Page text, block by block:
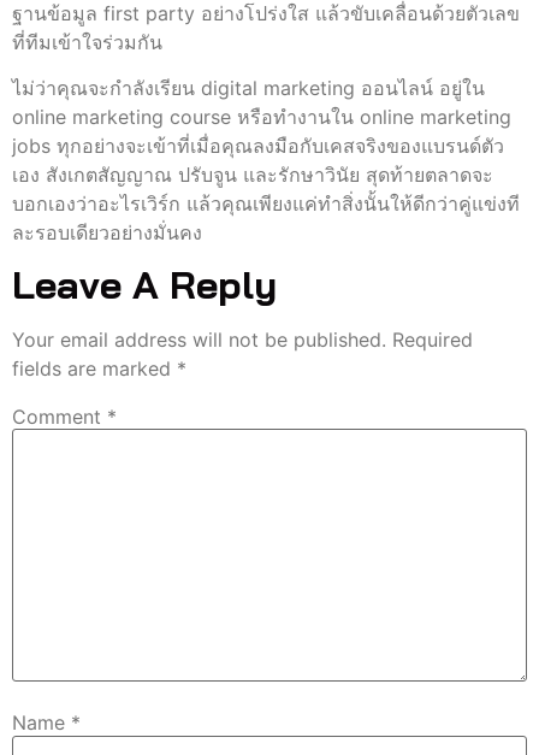
ฐานข้อมูล first party อย่างโปร่งใส แล้วขับเคลื่อนด้วยตัวเลข
ที่ทีมเข้าใจร่วมกัน
ไม่ว่าคุณจะกำลังเรียน digital marketing ออนไลน์ อยู่ใน
online marketing course หรือทำงานใน online marketing
jobs ทุกอย่างจะเข้าที่เมื่อคุณลงมือกับเคสจริงของแบรนด์ตัว
เอง สังเกตสัญญาณ ปรับจูน และรักษาวินัย สุดท้ายตลาดจะ
บอกเองว่าอะไรเวิร์ก แล้วคุณเพียงแค่ทำสิ่งนั้นให้ดีกว่าคู่แข่งที
ละรอบเดียวอย่างมั่นคง
Leave A Reply
Your email address will not be published. Required
fields are marked *
Comment *
Name *